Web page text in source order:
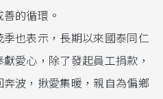
的循環。
也表示，長期以來國泰同仁
愛心，除了發起員工捐款，
波，揪愛集暖，親自為偏鄉